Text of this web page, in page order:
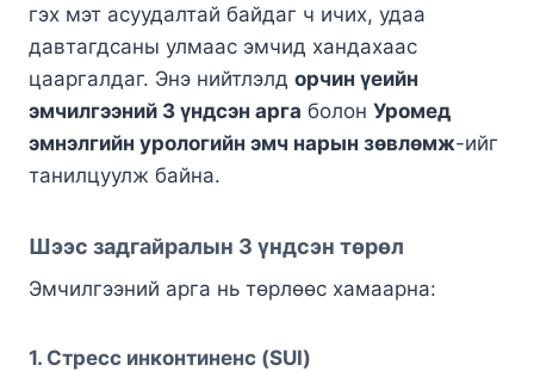
гэх мэт асуудалтай байдаг ч ичих, удаа
давтагдсаны улмаас эмчид хандахаас
цааргалдаг. Энэ нийтлэлд орчин үеийн
эмчилгээний 3 үндсэн арга болон Уромед
эмнэлгийн урологийн эмч нарын зөвлөмж-ийг
танилцуулж байна.
Шээс задгайралын 3 үндсэн төрөл
Эмчилгээний арга нь төрлөөс хамаарна:
1. Стресс инконтиненс (SUI)